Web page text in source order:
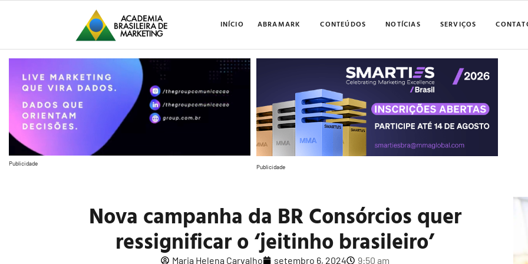
INÍCIO ABRAMARK CONTEÚDOS NOTÍCIAS SERVIÇOS
Publicidade Publicidade
Nova campanha da BR Consórcios quer
ressignificar o ‘jeitinho brasileiro’
Maria Helena Carvalho setembro 6, 2024 9:50 am